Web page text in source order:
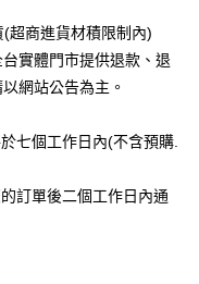
立即使用無須另外申請。
自動跳轉到大哥付的交易
款截止日，確認付款後即完
易確認頁面所載為準。
(超商進貨材積限制內)
實體門市提供退款、退
網站公告為主。
七個工作日內(不含預購.
訂單後二個工作日內通